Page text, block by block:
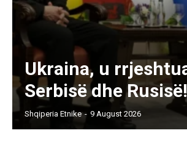
Ukraina, u
Serbisë dhe Rusisë!
Shqiperia Etnike - 9 August 2026